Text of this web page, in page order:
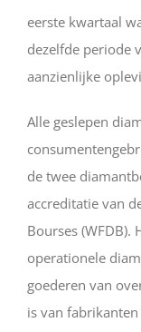
eerste kwartaal
dezelfde periode
aanzienlijke
Alle geslepen
de twee
accreditatie van
Bourses (WFDB).
operationele
goederen van
is van